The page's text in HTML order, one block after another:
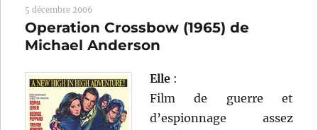
l’article
5 décembre 2006
Operation Crossbow (1965) de
Michael Anderson
Elle :
Film de guerre et
d’espionnage assez